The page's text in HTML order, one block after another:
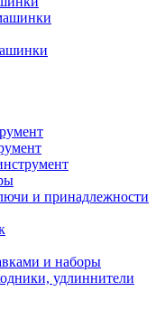
и принадлежности
и наборы
удлиннители